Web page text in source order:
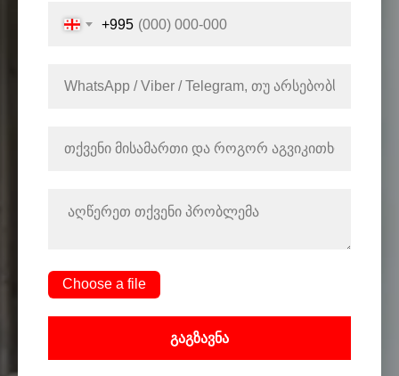
+995
Choose a file
გაგზავნა